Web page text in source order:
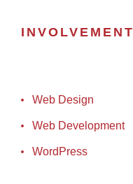
INVOLVEMENT
Web Design
Web Development
WordPress